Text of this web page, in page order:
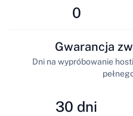
0
30 dni
Gwarancja
Dni na wypróbowanie